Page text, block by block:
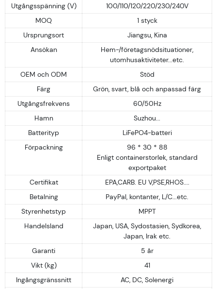
Utgångsspänning (V)
100/110/120/220/230/240V
MOQ
1 styck
Ursprungsort
Jiangsu, Kina
Ansökan
Hem-/företagsnödsituationer,
utomhusaktiviteter...etc.
OEM och ODM
Stöd
Färg
Grön, svart, blå och anpassad färg
Utgångsfrekvens
60/50Hz
Hamn
Suzhou...
Batterityp
LiFePO4-batteri
Förpackning
96 * 30 * 88
Enligt containerstorlek, standard
exportpaket
Certifikat
EPA,CARB. EU V,PSE,RHOS....
Betalning
PayPal, kontanter, L/C...etc.
Styrenhetstyp
MPPT
Handelsland
Japan, USA, Sydostasien, Sydkorea,
Japan, Irak etc.
Garanti
5 år
Vikt (kg)
41
Ingångsgränssnitt
AC, DC, Solenergi